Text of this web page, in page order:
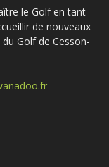
le Golf en tant
de nouveaux
Golf de Cesson-